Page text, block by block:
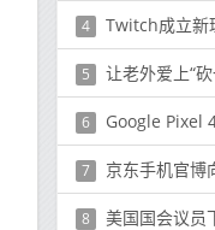
4 Twitch成立新
5 让老外爱上“砍一
6 Google Pixel
7 京东手机官博向华
8 美国国会议员下台